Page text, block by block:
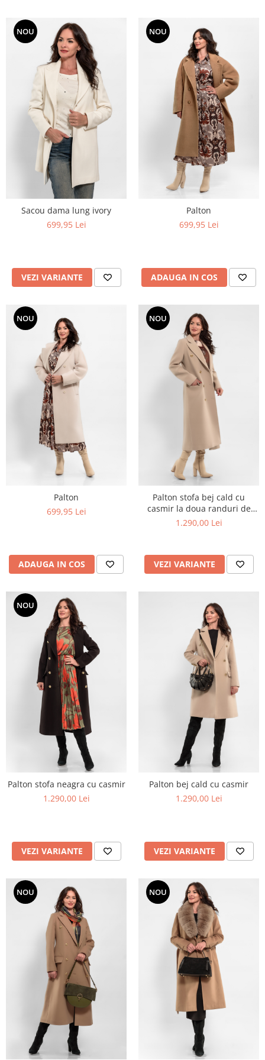
NOU
Sacou dama lung ivory
699,95 Lei
VEZI VARIANTE
NOU
Palton
699,95 Lei
ADAUGA IN COS
NOU
Palton
699,95 Lei
ADAUGA IN COS
NOU
Palton stofa bej cald cu
casmir la doua randuri de
nasturi
1.290,00 Lei
VEZI VARIANTE
NOU
Palton stofa neagra cu casmir
1.290,00 Lei
VEZI VARIANTE
Palton bej cald cu casmir
1.290,00 Lei
VEZI VARIANTE
NOU NOU